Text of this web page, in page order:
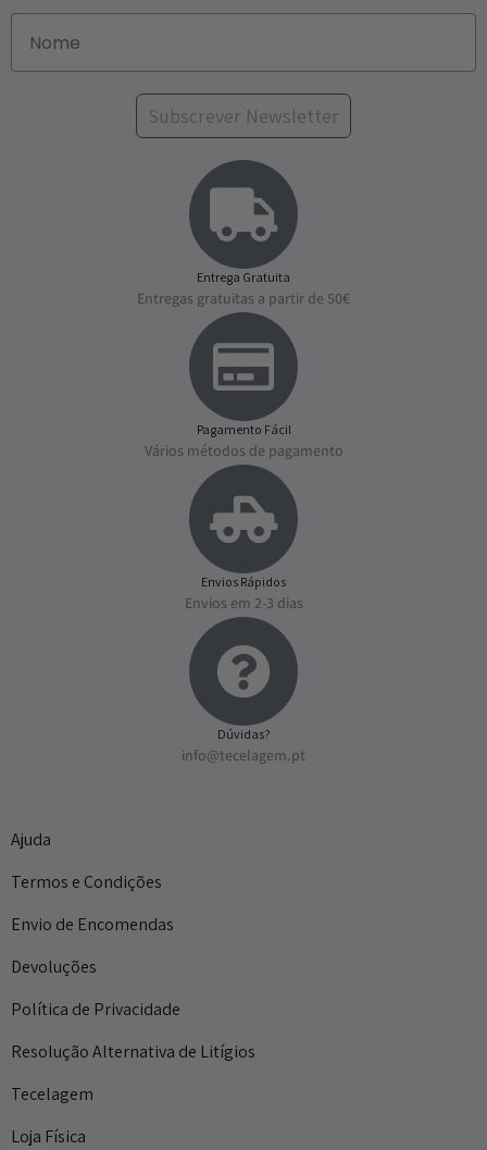
Subscrever Newsletter
Entrega Gratuita
Entregas gratuitas a partir de 50€
Pagamento Fácil
Vários métodos de pagamento
Envios Rápidos
Envios em 2-3 dias
Dúvidas?
info@tecelagem.pt
Ajuda
Termos e Condições
Envio de Encomendas
Devoluções
Política de Privacidade
Resolução Alternativa de Litígios
Tecelagem
Loja Física